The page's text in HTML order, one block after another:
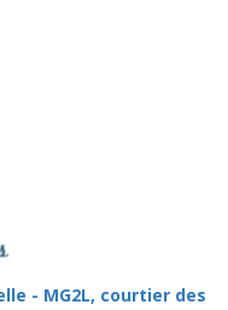
- MG2L, courtier des